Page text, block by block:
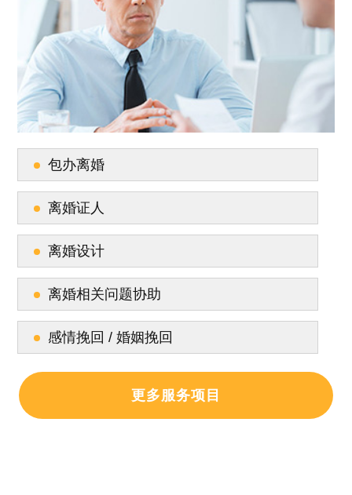
包办离婚
离婚证人
离婚设计
离婚相关问题协助
感情挽回 / 婚姻挽回
更多服务项目